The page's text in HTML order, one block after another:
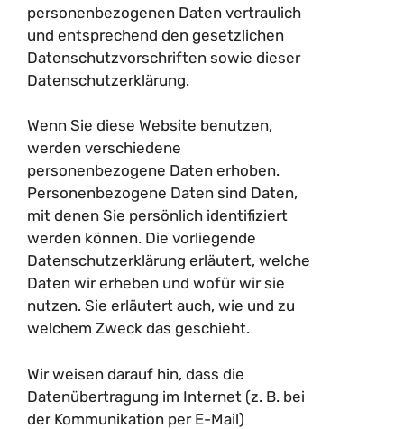
personenbezogenen Daten vertraulich
und entsprechend den gesetzlichen
Datenschutzvorschriften sowie dieser
Datenschutzerklärung.
Wenn Sie diese Website benutzen,
werden verschiedene
personenbezogene Daten erhoben.
Personenbezogene Daten sind Daten,
mit denen Sie persönlich identifiziert
werden können. Die vorliegende
Datenschutzerklärung erläutert, welche
Daten wir erheben und wofür wir sie
nutzen. Sie erläutert auch, wie und zu
welchem Zweck das geschieht.
Wir weisen darauf hin, dass die
Datenübertragung im Internet (z. B. bei
der Kommunikation per E-Mail)